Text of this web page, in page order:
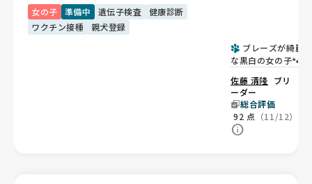
女の子 準備中 遺伝子検査
健康診断
ワクチン接種
親犬登録
ブレーズが綺麗
な黒白の女の子🐾
佐藤 清隆 ブリ
ーダー
総合評価
92 点 （11/12）